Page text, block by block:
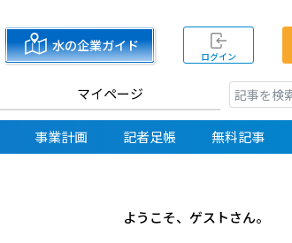
水の企業ガイド
ログイン
マイページ
事業計画 記者足帳 無料記事
ようこそ、ゲストさん。